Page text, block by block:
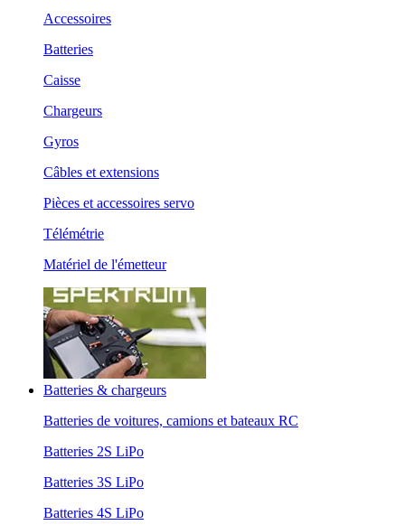
Accessoires
Batteries
Caisse
Chargeurs
Gyros
Câbles et extensions
Pièces et accessoires servo
Télémétrie
Matériel de l'émetteur
Batteries & chargeurs
Batteries de voitures, camions et bateaux RC
Batteries 2S LiPo
Batteries 3S LiPo
Batteries 4S LiPo